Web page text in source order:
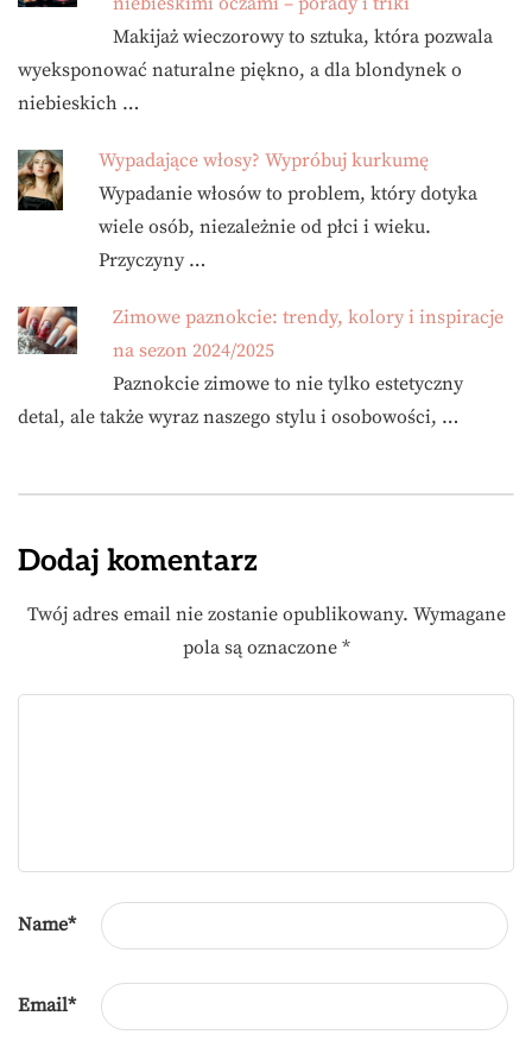
Makijaż wieczorowy to sztuka, która pozwala
wyeksponować naturalne piękno, a dla blondynek o
niebieskich …
Wypadające włosy? Wypróbuj kurkumę
Wypadanie włosów to problem, który dotyka
wiele osób, niezależnie od płci i wieku.
Przyczyny …
Zimowe paznokcie: trendy, kolory i inspiracje
na sezon 2024/2025
Paznokcie zimowe to nie tylko estetyczny
detal, ale także wyraz naszego stylu i osobowości, …
Dodaj komentarz
Twój adres email nie zostanie opublikowany. Wymagane
pola są oznaczone *
Name*
Email*